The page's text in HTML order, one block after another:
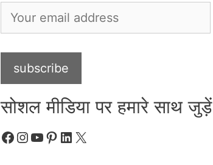
सोशल मीडिया पर हमारे साथ जुड़ें
Facebook
Instagram
YouTube
Pinterest
LinkedIn
X